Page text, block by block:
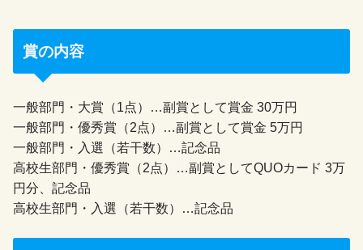
賞の内容
一般部門・大賞（1点）…副賞として賞金 30万円
一般部門・優秀賞（2点）…副賞として賞金 5万円
一般部門・入選（若干数）…記念品
高校生部門・優秀賞（2点）…副賞としてQUOカード 3万
円分、記念品
高校生部門・入選（若干数）…記念品